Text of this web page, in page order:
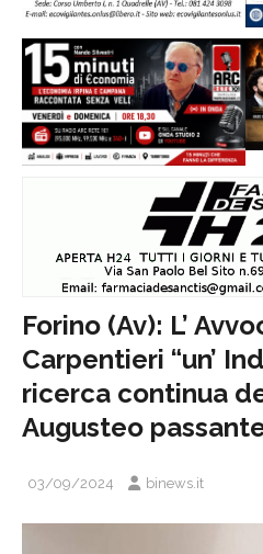
Forino (Av): L’
Carpentieri “un’
ricerca continua
Augusteo
03/09/2024 binews.it